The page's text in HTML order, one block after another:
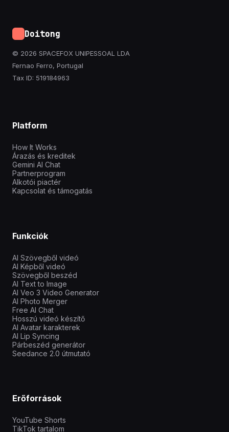
Doitong
© 2026 SPACEFOX UNIPESSOAL LDA
Fernao Ferro, Portugal
Tax ID: 519184963
Platform
How It Works
Árazás és kreditek
Gemini AI Chat
Partnerprogram
Alkotói piactér
Kapcsolat és támogatás
Funkciók
AI Szövegből videó
AI Képből videó
Szövegből beszéd
AI Text to Image
AI Veo 3 Video Generator
AI Photo Merger
Free AI Chat
Hosszú videó készítő
AI Avatar karakterek
AI Lip Syncing
Párbeszéd generátor
Seedance 2.0 útmutató
Erőforrások
YouTube Shorts
TikTok tartalom